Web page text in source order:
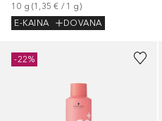
10 g (1,35 € / 1 g)
E-KAINA
DOVANA
-22%